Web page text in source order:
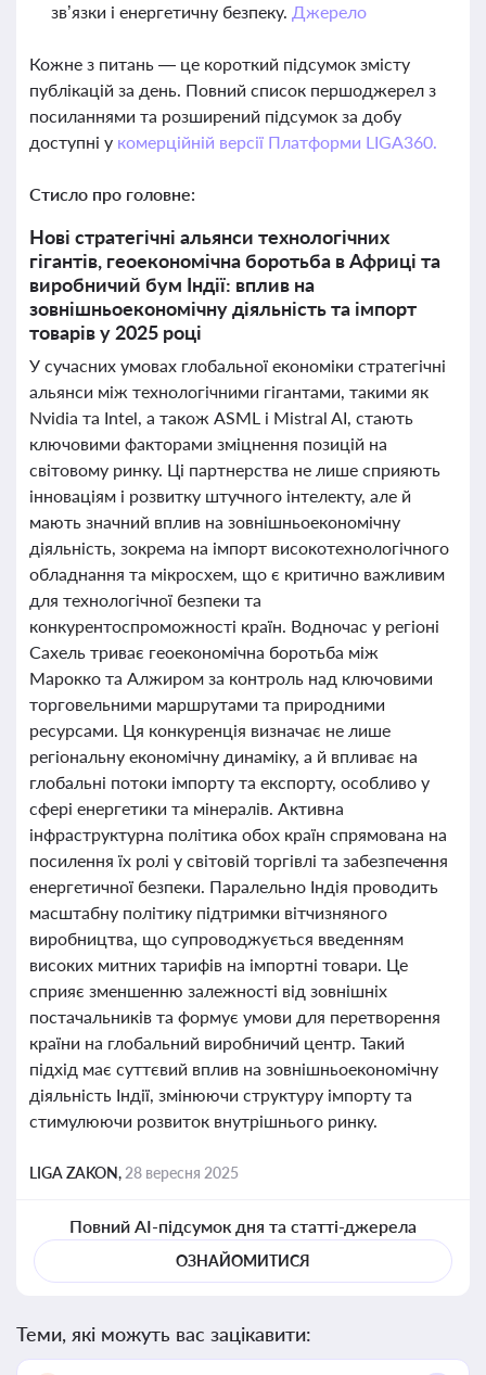
зв’язки і енергетичну безпеку. Джерело
Кожне з питань — це короткий підсумок змісту
публікацій за день. Повний список першоджерел з
посиланнями та розширений підсумок за добу
доступні у комерційній версії Платформи LIGA360.
Стисло про головне:
Нові стратегічні альянси технологічних
гігантів, геоекономічна боротьба в Африці та
виробничий бум Індії: вплив на
зовнішньоекономічну діяльність та імпорт
товарів у 2025 році
У сучасних умовах глобальної економіки стратегічні
альянси між технологічними гігантами, такими як
Nvidia та Intel, а також ASML і Mistral AI, стають
ключовими факторами зміцнення позицій на
світовому ринку. Ці партнерства не лише сприяють
інноваціям і розвитку штучного інтелекту, але й
мають значний вплив на зовнішньоекономічну
діяльність, зокрема на імпорт високотехнологічного
обладнання та мікросхем, що є критично важливим
для технологічної безпеки та
конкурентоспроможності країн. Водночас у регіоні
Сахель триває геоекономічна боротьба між
Марокко та Алжиром за контроль над ключовими
торговельними маршрутами та природними
ресурсами. Ця конкуренція визначає не лише
регіональну економічну динаміку, а й впливає на
глобальні потоки імпорту та експорту, особливо у
сфері енергетики та мінералів. Активна
інфраструктурна політика обох країн спрямована на
посилення їх ролі у світовій торгівлі та забезпечення
енергетичної безпеки. Паралельно Індія проводить
масштабну політику підтримки вітчизняного
виробництва, що супроводжується введенням
високих митних тарифів на імпортні товари. Це
сприяє зменшенню залежності від зовнішніх
постачальників та формує умови для перетворення
країни на глобальний виробничий центр. Такий
підхід має суттєвий вплив на зовнішньоекономічну
діяльність Індії, змінюючи структуру імпорту та
стимулюючи розвиток внутрішнього ринку.
LIGA ZAKON, 28 вересня 2025
Повний AI-підсумок дня та статті-джерела
ОЗНАЙОМИТИСЯ
Теми, які можуть вас зацікавити: